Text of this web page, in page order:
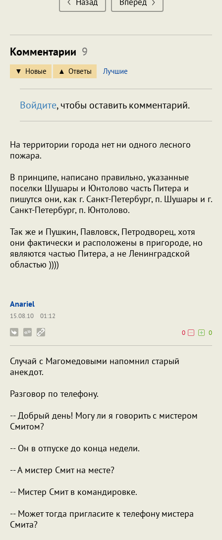
Комментарии 9
Новые Ответы Лучшие
Войдите, чтобы оставить комментарий.
На территории города нет ни одного лесного
пожара.
В принципе, написано правильно, указанные
поселки Шушары и Юнтолово часть Питера и
пишутся они, как г. Санкт-Петербург, п. Шушары и г.
Санкт-Петербург, п. Юнтолово.
Так же и Пушкин, Павловск, Петродворец, хотя
они фактически и расположены в пригороде, но
являются частью Питера, а не Ленинградской
областью ))))
Anariel
15.08.10
01:12
0
0
Случай с Магомедовыми напомнил старый
анекдот.
Разговор по телефону.
-- Добрый день! Могу ли я говорить с мистером
Смитом?
-- Он в отпуске до конца недели.
-- А мистер Смит на месте?
-- Мистер Смит в командировке.
-- Может тогда пригласите к телефону мистера
Смита?